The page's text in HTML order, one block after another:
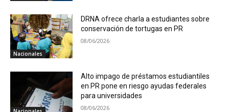
Nacionales
DRNA ofrece charla a estudiantes sobre
conservación de tortugas en PR
08/06/2026
Alto impago de préstamos estudiantiles
en PR pone en riesgo ayudas federales
para universidades
08/06/2026